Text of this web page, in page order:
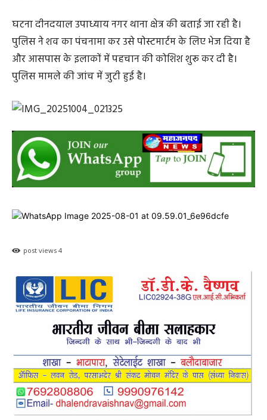
घटना दीनदयाल उपाध्याय नगर थाना क्षेत्र की बताई जा रही है।
पुलिस ने शव का पंचनामा कर उसे पोस्टमार्टम के लिए भेज दिया है
और आसपास के इलाकों में पहचान की कोशिश शुरू कर दी है।
पुलिस मामले की जांच में जुटी हुई है।
post views 4